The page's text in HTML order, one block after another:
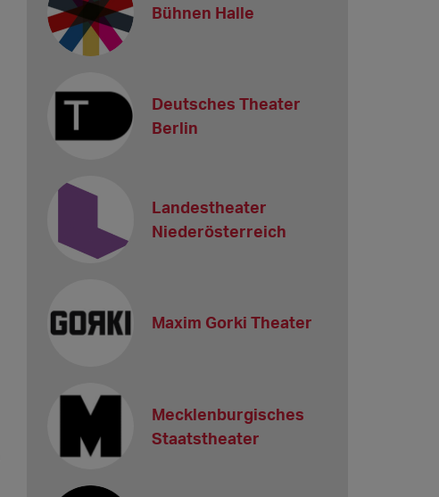
Bühnen Halle
Deutsches Theater
Berlin
Landestheater
Niederösterreich
Maxim Gorki Theater
Mecklenburgisches
Staatstheater